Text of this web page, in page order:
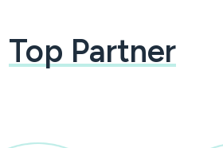
Top Partner